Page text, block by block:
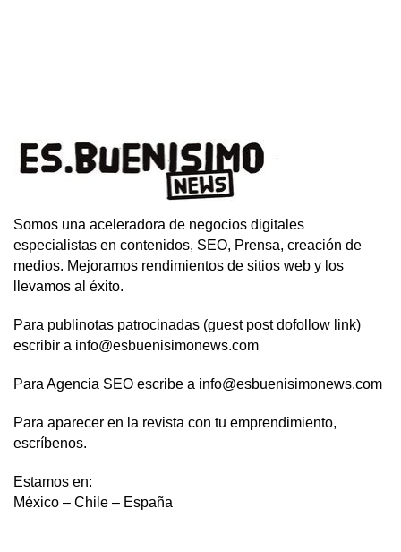
Somos una aceleradora de negocios digitales
especialistas en contenidos, SEO, Prensa, creación de
medios. Mejoramos rendimientos de sitios web y los
llevamos al éxito.
Para publinotas patrocinadas (guest post dofollow link)
escribir a info@esbuenisimonews.com
Para Agencia SEO escribe a info@esbuenisimonews.com
Para aparecer en la revista con tu emprendimiento,
escríbenos.
Estamos en:
México – Chile – España